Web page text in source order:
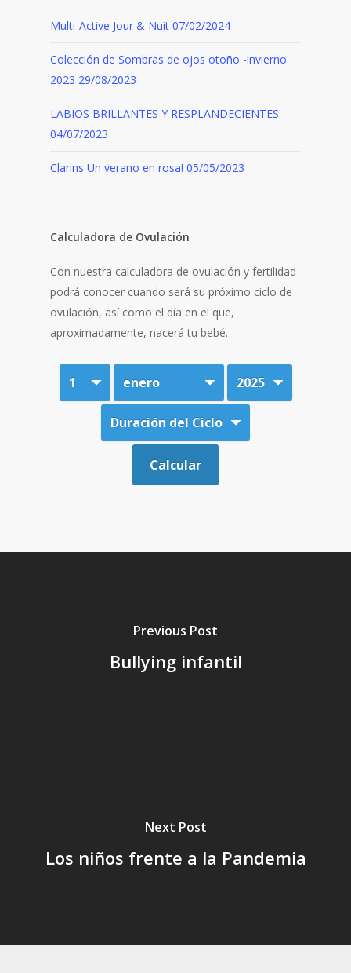
Multi-Active Jour & Nuit 07/02/2024
Colección de Sombras de ojos otoño -invierno
2023 29/08/2023
LABIOS BRILLANTES Y RESPLANDECIENTES
04/07/2023
Clarins Un verano en rosa! 05/05/2023
Calculadora de Ovulación
Con nuestra calculadora de ovulación y fertilidad
podrá conocer cuando será su próximo ciclo de
ovulación, así como el día en el que,
aproximadamente, nacerá tu bebé.
Previous Post
Bullying infantil
Next Post
Los niños frente a la Pandemia